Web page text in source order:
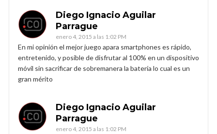
Diego Ignacio Aguilar
Parrague
enero 4, 2015 a las 1:02 PM
En mi opinión el mejor juego apara smartphones es rápido,
entretenido, y posible de disfrutar al 100% en un dispositivo
móvil sin sacrificar de sobremanera la batería lo cual es un
gran mérito
Diego Ignacio Aguilar
Parrague
enero 4, 2015 a las 1:02 PM